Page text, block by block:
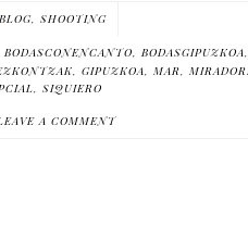
BLOG, SHOOTING
BODASCONENCANTO BODASGIPUZKOA
GIPUZKOA MAR
SIQUIERO
A COMMENT